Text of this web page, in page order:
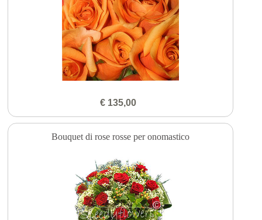
€ 135,00
Bouquet di rose rosse per onomastico